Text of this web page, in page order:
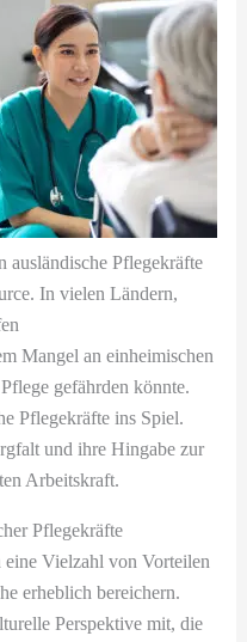
ausländische Pflegekräfte
In vielen Ländern,
Mangel an einheimischen
gefährden könnte.
Pflegekräfte ins Spiel.
und ihre Hingabe zur
Arbeitskraft.
Pflegekräfte
Vielzahl von Vorteilen
erheblich bereichern.
Perspektive mit, die